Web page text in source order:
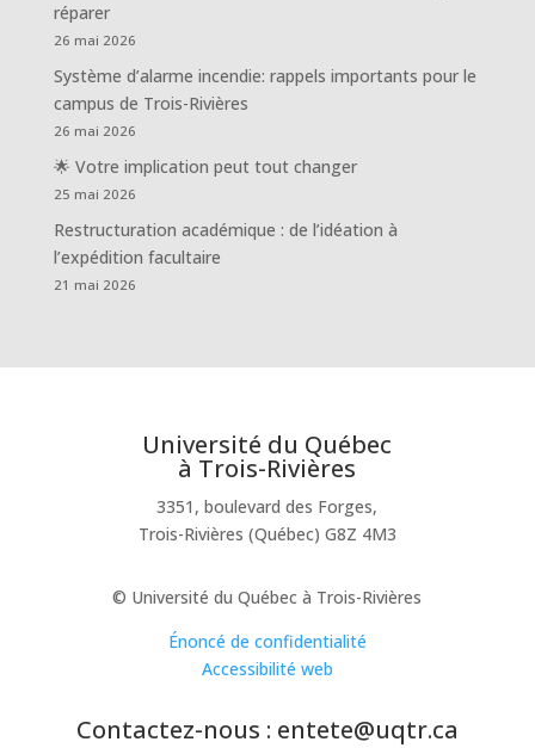
réparer
26 mai 2026
Système d’alarme incendie: rappels importants pour le
campus de Trois-Rivières
26 mai 2026
🌟 Votre implication peut tout changer
25 mai 2026
Restructuration académique : de l’idéation à
l’expédition facultaire
21 mai 2026
Université du Québec
à Trois-Rivières
3351, boulevard des Forges,
Trois-Rivières (Québec) G8Z 4M3
© Université du Québec à Trois-Rivières
Énoncé de confidentialité
Accessibilité web
Contactez-nous : entete@uqtr.ca